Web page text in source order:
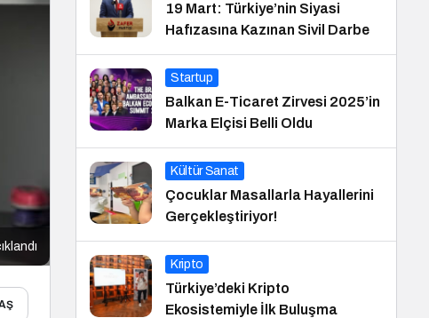
19 Mart: Türkiye’nin Siyasi
Hafızasına Kazınan Sivil Darbe
Startup
Balkan E-Ticaret Zirvesi 2025’in
Marka Elçisi Belli Oldu
Kültür Sanat
Çocuklar Masallarla Hayallerini
Gerçekleştiriyor!
Kripto
Türkiye’deki Kripto
Ekosistemiyle İlk Buluşma